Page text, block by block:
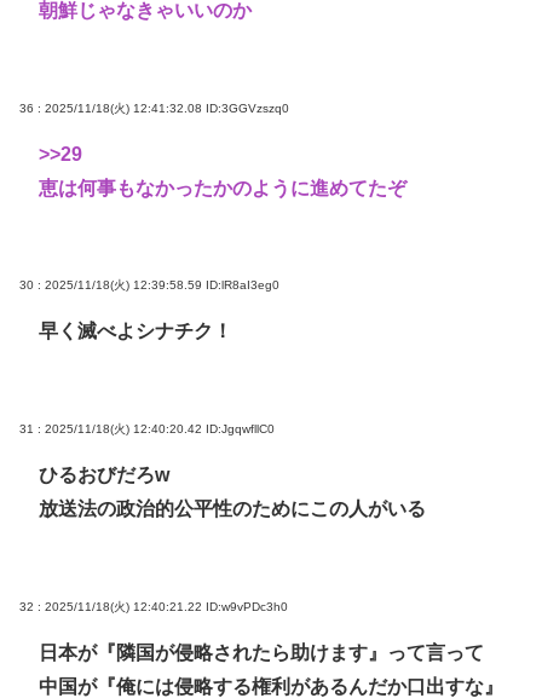
朝鮮じゃなきゃいいのか
36 : 2025/11/18(火) 12:41:32.08 ID:3GGVzszq0
>>29
恵は何事もなかったかのように進めてたぞ
30 : 2025/11/18(火) 12:39:58.59 ID:lR8aI3eg0
早く滅べよシナチク！
31 : 2025/11/18(火) 12:40:20.42 ID:JgqwfllC0
ひるおびだろw
放送法の政治的公平性のためにこの人がいる
32 : 2025/11/18(火) 12:40:21.22 ID:w9vPDc3h0
日本が『隣国が侵略されたら助けます』って言って
中国が『俺には侵略する権利があるんだか口出すな』